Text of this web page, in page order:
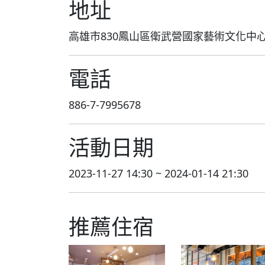
地址
高雄市830鳳山區衛武營國家藝術文化中
電話
886-7-7995678
活動日期
2023-11-27 14:30 ~ 2024-01-14 21:30
推薦住宿